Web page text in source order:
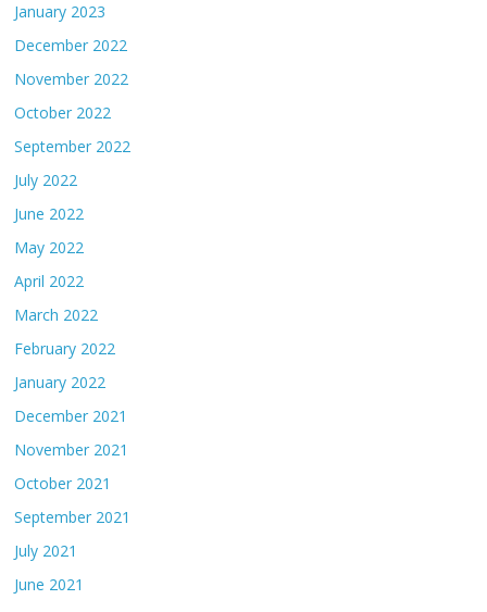
January 2023
December 2022
November 2022
October 2022
September 2022
July 2022
June 2022
May 2022
April 2022
March 2022
February 2022
January 2022
December 2021
November 2021
October 2021
September 2021
July 2021
June 2021